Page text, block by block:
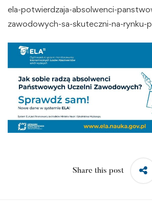
ela-potwierdzaja-absolwenci-
zawodowych-sa-skuteczni-na-rynku-
Share this post